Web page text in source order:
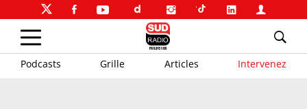
Podcasts Grille Articles Intervenez